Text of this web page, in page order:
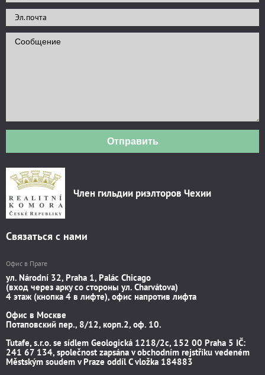
Отправить
Член гильдии риэлторов Чехии
Связаться с нами
Офис в Праге
ул. Národní 32, Praha 1, Palác Chicago
(вход через арку со стороны ул. Charvátova)
4 этаж (кнопка 4 в лифте), офис напротив лифта
Офис в Москве
Потаповский пер., 8/12, корп.2, оф. 10.
Tutafe, s.r.o. se sídlem Geologická 1218/2c, 152 00 Praha 5 IČ:
241 67 134, společnost zapsána v obchodním rejstříku vedeném
Městským soudem v Praze oddíl C vložka 184883